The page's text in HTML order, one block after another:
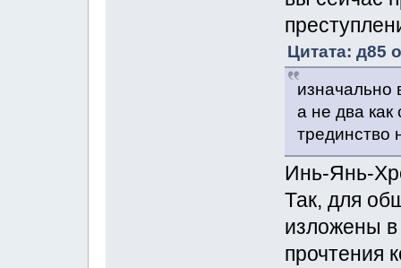
Цитата: д85
изначально
а не два как
трединство
Инь-Янь-
Так, для
изложены в
прочтения